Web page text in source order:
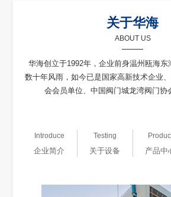
关于华海
ABOUT US
华海创立于1992年，企业前身温州瓯海东
数十年风雨，如今已是国家高新技术企业
会会员单位、中国阀门城龙湾阀门协
Introduce
企业简介
Testing
关于设备 产品中